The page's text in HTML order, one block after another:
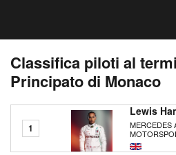
Classifica piloti al
Principato di Monaco
1
Lewis
MERCEDES